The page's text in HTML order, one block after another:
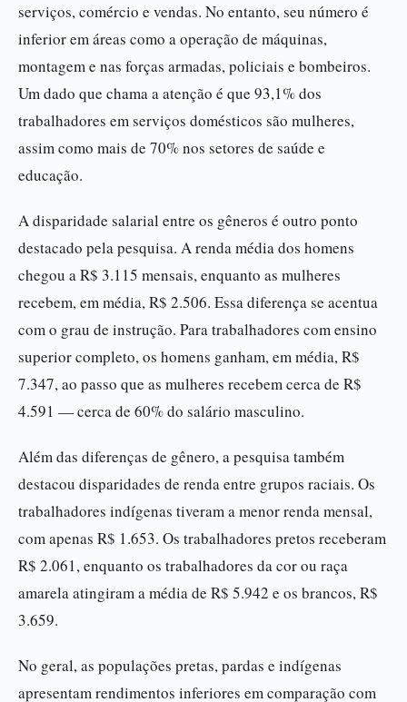
serviços, comércio e vendas. No entanto, seu número é
inferior em áreas como a operação de máquinas,
montagem e nas forças armadas, policiais e bombeiros.
Um dado que chama a atenção é que 93,1% dos
trabalhadores em serviços domésticos são mulheres,
assim como mais de 70% nos setores de saúde e
educação.
A disparidade salarial entre os gêneros é outro ponto
destacado pela pesquisa. A renda média dos homens
chegou a R$ 3.115 mensais, enquanto as mulheres
recebem, em média, R$ 2.506. Essa diferença se acentua
com o grau de instrução. Para trabalhadores com ensino
superior completo, os homens ganham, em média, R$
7.347, ao passo que as mulheres recebem cerca de R$
4.591 — cerca de 60% do salário masculino.
Além das diferenças de gênero, a pesquisa também
destacou disparidades de renda entre grupos raciais. Os
trabalhadores indígenas tiveram a menor renda mensal,
com apenas R$ 1.653. Os trabalhadores pretos receberam
R$ 2.061, enquanto os trabalhadores da cor ou raça
amarela atingiram a média de R$ 5.942 e os brancos, R$
3.659.
No geral, as populações pretas, pardas e indígenas
apresentam rendimentos inferiores em comparação com